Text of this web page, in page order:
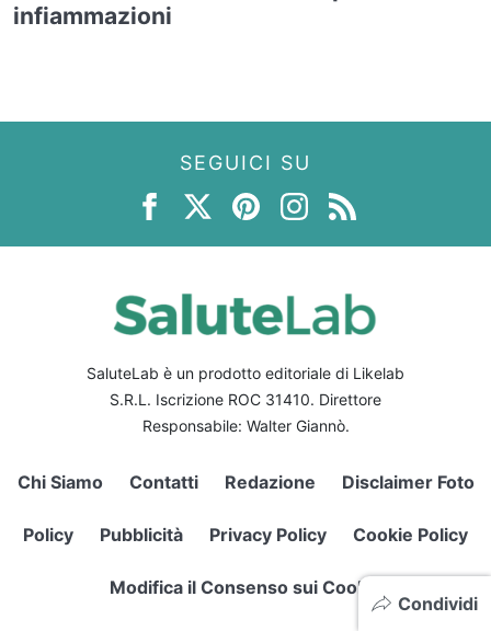
Condividi
infiammazioni
SEGUICI SU
SaluteLab è un prodotto editoriale di Likelab
S.R.L. Iscrizione ROC 31410. Direttore
Responsabile: Walter Giannò.
Chi Siamo Contatti Redazione Disclaimer Foto
Policy Pubblicità Privacy Policy Cookie Policy
Modifica il Consenso sui Cookie